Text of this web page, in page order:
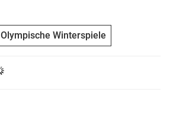
Olympische Winterspiele